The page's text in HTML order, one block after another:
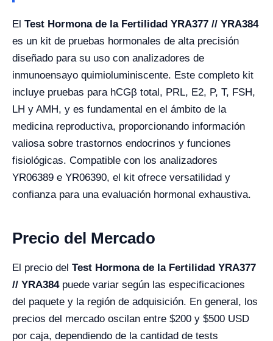
El Test Hormona de la Fertilidad YRA377 // YRA384
es un kit de pruebas hormonales de alta precisión
diseñado para su uso con analizadores de
inmunoensayo quimioluminiscente. Este completo kit
incluye pruebas para hCGβ total, PRL, E2, P, T, FSH,
LH y AMH, y es fundamental en el ámbito de la
medicina reproductiva, proporcionando información
valiosa sobre trastornos endocrinos y funciones
fisiológicas. Compatible con los analizadores
YR06389 e YR06390, el kit ofrece versatilidad y
confianza para una evaluación hormonal exhaustiva.
Precio del Mercado
El precio del Test Hormona de la Fertilidad YRA377
// YRA384puede variar según las especificaciones
del paquete y la región de adquisición. En general, los
precios del mercado oscilan entre $200 y $500 USD
por caja, dependiendo de la cantidad de tests